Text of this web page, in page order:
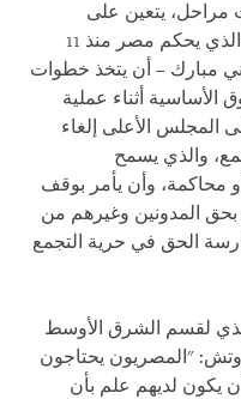
مراحل، يتعين على
المجلس الأعلى للقوات المسلحة – الذي يحكم مصر منذ 11
مبارك – أن يتخذ خطوات
أثناء عملية
المجلس الأعلى إلغاء
والذي يسمح
محاكمة، وأن يأمر بوقف
بحق المدونين وغيرهم من
الحق في حرية التجمع
لقسم الشرق الأوسط
"المصريون يحتاجون
يكون لديهم علم بأن